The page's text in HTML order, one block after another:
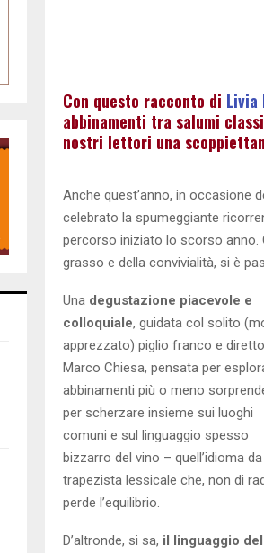
Con questo racconto di Livia
abbinamenti tra salumi
nostri lettori una
Anche quest’anno, in occasione
celebrato la spumeggiante
percorso iniziato lo scorso anno.
grasso e della convivialità, si è
Una degustazione piacevole e
colloquiale, guidata col solito
apprezzato) piglio franco e
Marco Chiesa, pensata per
abbinamenti più o meno
per scherzare insieme sui luoghi
comuni e sul linguaggio spesso
bizzarro del vino – quell’idioma da
trapezista lessicale che, non di
perde l’equilibrio.
D’altronde, si sa, il linguaggio